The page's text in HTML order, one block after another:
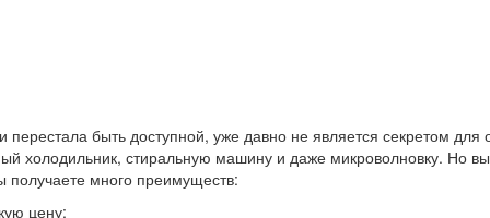
быть доступной, уже давно не является секретом для
холодильник, стиральную машину и даже микроволновку. Но
получаете много преимуществ:
цену;